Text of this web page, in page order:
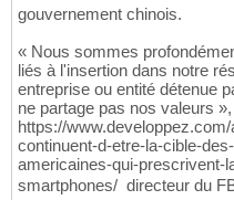
gouvernement chinois.
« Nous sommes
liés à l'insertion dans notre
entreprise ou entité détenue
ne partage pas nos valeurs »,
https://
continuent-d-etre-la-cible-
americaines-qui-prescrivent-
smartphones/  directeur du